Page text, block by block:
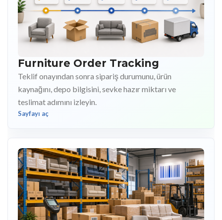
Furniture Order Tracking
Teklif onayından sonra sipariş durumunu, ürün
kaynağını, depo bilgisini, sevke hazır miktarı ve
teslimat adımını izleyin.
Sayfayı aç